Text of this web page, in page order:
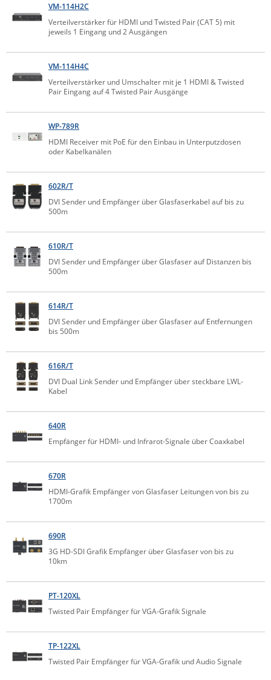
Fokus Technologies
Gude
Guntermann & Drunck
High Sec Labs
HW group
Icron
IEC Lock
Ihse
Kerlink
Kramer Electronics
KVM TEC
Legrand
LigoWave
Moxa
Netio
PatchSee
Power Kingdom
Riello UPS
Server Technology
Siretta
SIRIO Antenne
Sunbird
Tactical Software
TEKTELIC
Teltonika
Unwired Networks
Vision
WATTECO
Westermo
VM-114H2C
Verteilverstärker für HDMI und Twisted Pair (CAT 5) mit
jeweils 1 Eingang und 2 Ausgängen
VM-114H4C
Verteilverstärker und Umschalter mit je 1 HDMI & Twisted
Pair Eingang auf 4 Twisted Pair Ausgänge
WP-789R
HDMI Receiver mit PoE für den Einbau in Unterputzdosen
oder Kabelkanälen
602R/T
DVI Sender und Empfänger über Glasfaserkabel auf bis zu
500m
610R/T
DVI Sender und Empfänger über Glasfaser auf Distanzen bis
500m
614R/T
DVI Sender und Empfänger über Glasfaser auf Entfernungen
bis 500m
616R/T
DVI Dual Link Sender und Empfänger über steckbare LWL-
Kabel
640R
Empfänger für HDMI- und Infrarot-Signale über Coaxkabel
670R
HDMI-Grafik Empfänger von Glasfaser Leitungen von bis zu
1700m
690R
3G HD-SDI Grafik Empfänger über Glasfaser von bis zu
10km
PT-120XL
Twisted Pair Empfänger für VGA-Grafik Signale
TP-122XL
Twisted Pair Empfänger für VGA-Grafik und Audio Signale